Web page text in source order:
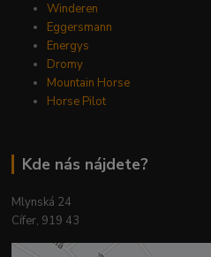
Winderen
Eggersmann
Energys
Dromy
Mountain Horse
Horse Pilot
Kde nás nájdete?
Mlynská 24
Cífer, 919 43